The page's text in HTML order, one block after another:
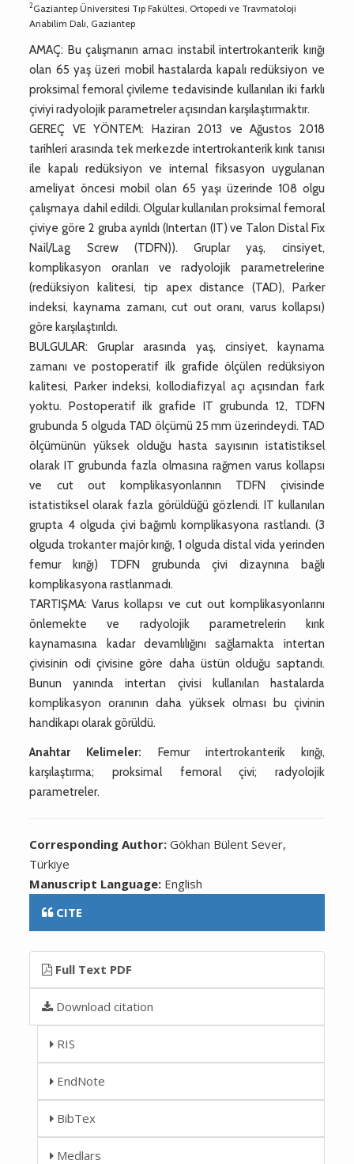
2Gaziantep Üniversitesi Tıp Fakültesi, Ortopedi ve Travmatoloji
Anabilim Dalı, Gaziantep
AMAÇ: Bu çalışmanın amacı instabil intertrokanterik kırığı
olan 65 yaş üzeri mobil hastalarda kapalı redüksiyon ve
proksimal femoral çivileme tedavisinde kullanılan iki farklı
çiviyi radyolojik parametreler açısından karşılaştırmaktır.
GEREÇ VE YÖNTEM: Haziran 2013 ve Ağustos 2018
tarihleri arasında tek merkezde intertrokanterik kırık tanısı
ile kapalı redüksiyon ve internal fiksasyon uygulanan
ameliyat öncesi mobil olan 65 yaşı üzerinde 108 olgu
çalışmaya dahil edildi. Olgular kullanılan proksimal femoral
çiviye göre 2 gruba ayrıldı (Intertan (IT) ve Talon Distal Fix
Nail/Lag Screw (TDFN)). Gruplar yaş, cinsiyet,
komplikasyon oranları ve radyolojik parametrelerine
(redüksiyon kalitesi, tip apex distance (TAD), Parker
indeksi, kaynama zamanı, cut out oranı, varus kollapsı)
göre karşılaştırıldı.
BULGULAR: Gruplar arasında yaş, cinsiyet, kaynama
zamanı ve postoperatif ilk grafide ölçülen redüksiyon
kalitesi, Parker indeksi, kollodiafizyal açı açısından fark
yoktu. Postoperatif ilk grafide IT grubunda 12, TDFN
grubunda 5 olguda TAD ölçümü 25 mm üzerindeydi. TAD
ölçümünün yüksek olduğu hasta sayısının istatistiksel
olarak IT grubunda fazla olmasına rağmen varus kollapsı
ve cut out komplikasyonlarının TDFN çivisinde
istatistiksel olarak fazla görüldüğü gözlendi. IT kullanılan
grupta 4 olguda çivi bağımlı komplikasyona rastlandı. (3
olguda trokanter majör kırığı, 1 olguda distal vida yerinden
femur kırığı) TDFN grubunda çivi dizaynına bağlı
komplikasyona rastlanmadı.
TARTIŞMA: Varus kollapsı ve cut out komplikasyonlarını
önlemekte ve radyolojik parametrelerin kırık
kaynamasına kadar devamlılığını sağlamakta intertan
çivisinin odi çivisine göre daha üstün olduğu saptandı.
Bunun yanında intertan çivisi kullanılan hastalarda
komplikasyon oranının daha yüksek olması bu çivinin
handikapı olarak görüldü.
Anahtar Kelimeler: Femur intertrokanterik kırığı,
karşılaştırma; proksimal femoral çivi; radyolojik
parametreler.
Corresponding Author:Gökhan Bülent Sever,
Türkiye
Manuscript Language: English
CITE
Full Text PDF
Download citation
RIS
EndNote
BibTex
Medlars